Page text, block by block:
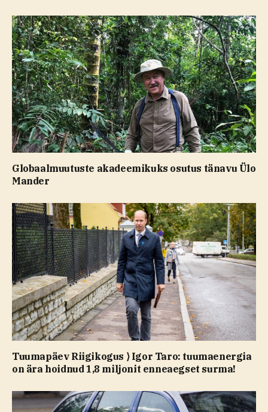
Globaalmuutuste akadeemikuks osutus tänavu Ülo
Mander
Tuumapäev Riigikogus ⟩ Igor Taro: tuumaenergia
on ära hoidnud 1,8 miljonit enneaegset surma!